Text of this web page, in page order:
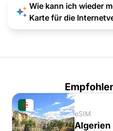
Wie kann ich wieder
Karte für die
eSIM
Algerien